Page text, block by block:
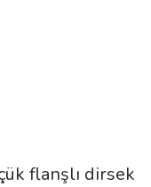
flanşlı dirsek